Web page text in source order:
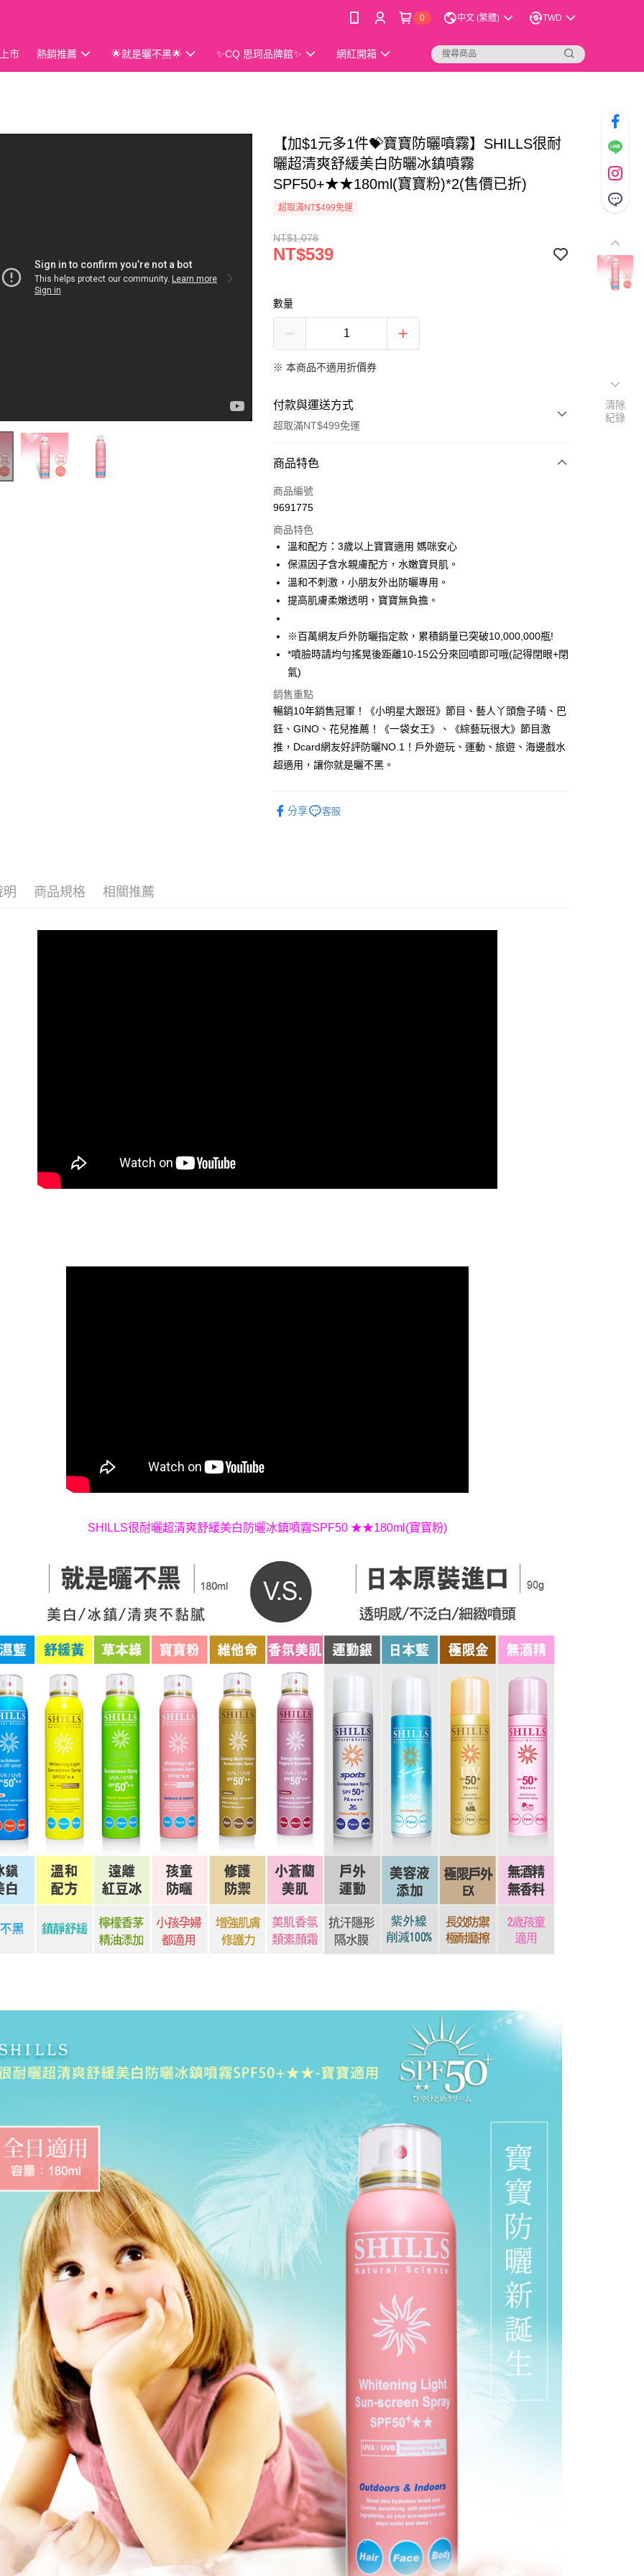
0 中文 (繁體) TWD
市 熱銷推薦 🌟就是曬不黑🌟 ✨CQ 思珂品牌館✨ 網紅開箱
【加$1元多1件💝寶寶防曬噴霧】SHILLS很耐
曬超清爽舒緩美白防曬冰鎮噴霧
SPF50+★★180ml(寶寶粉)*2(售價已折)
超取滿NT$499免運
NT$1,078
NT$539
數量
※ 本商品不適用折價券
付款與運送方式
超取滿NT$499免運
付款方式
信用卡一次付款
LINE Pay
Apple Pay
街口支付
悠遊付
ATM付款
運送方式
全家取貨付款
每筆NT$85，滿NT$499(含以上)免運費
付款後全家取貨
7-11取貨付款
商品特色
商品編號
9691775
商品特色
溫和配方：3歲以上寶寶適用 媽咪安心
保濕因子含水親膚配方，水嫩寶貝肌。
溫和不刺激，小朋友外出防曬專用。
提高肌膚柔嫩透明，寶寶無負擔。
※百萬網友戶外防曬指定款，累積銷量已突破10,000,000瓶!
*噴臉時請均勻搖晃後距離10-15公分來回噴即可哦(記得閉眼+閉
氣)
銷售重點
暢銷10年銷售冠軍！《小明星大跟班》節目、藝人丫頭詹子晴、巴
鈺、GINO、花兒推薦！《一袋女王》、《綜藝玩很大》節目激
推，Dcard網友好評防曬NO.1！戶外遊玩、運動、旅遊、海邊戲水
超適用，讓你就是曬不黑。
分享 客服
明 商品規格 相關推薦
SHILLS很耐曬超清爽舒緩美白防曬冰鎮噴霧SPF50 ★★180ml(寶寶粉)
清除
紀錄